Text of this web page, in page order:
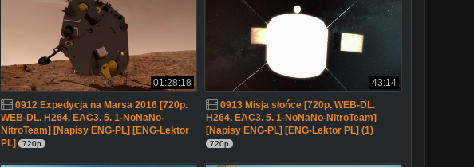
01:28:18
0912 Expedycja na Marsa 2016 [720p.
WEB-DL. H264. EAC3. 5. 1-NoNaNo-
NitroTeam] [Napisy ENG-PL] [ENG-Lektor
PL]
720p
43:14
0913 Misja słońce [720p. WEB-DL.
H264. EAC3. 5. 1-NoNaNo-NitroTeam]
[Napisy ENG-PL] [ENG-Lektor PL] (1)
720p